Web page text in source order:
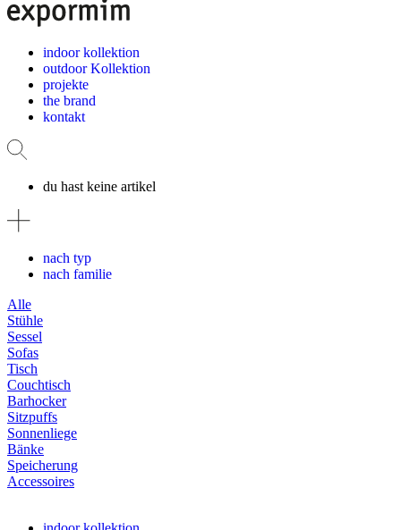
indoor kollektion
outdoor Kollektion
projekte
the brand
kontakt
du hast keine artikel
nach typ
nach familie
Alle
Stühle
Sessel
Sofas
Tisch
Couchtisch
Barhocker
Sitzpuffs
Sonnenliege
Bänke
Speicherung
Accessoires